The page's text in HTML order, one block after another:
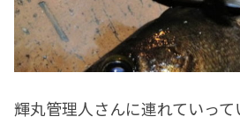
輝丸管理人さんに連れていっ